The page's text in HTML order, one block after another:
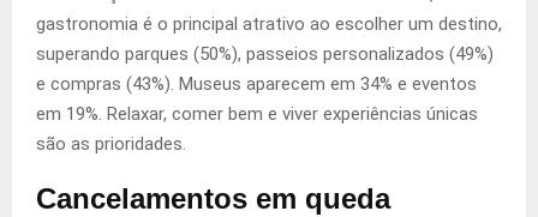
gastronomia é o principal atrativo ao escolher um destino,
superando parques (50%), passeios personalizados (49%)
e compras (43%). Museus aparecem em 34% e eventos
em 19%. Relaxar, comer bem e viver experiências únicas
são as prioridades.
Cancelamentos em queda